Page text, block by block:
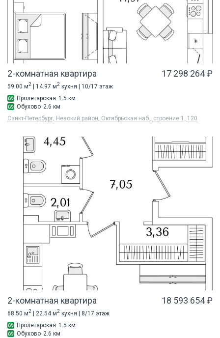
2-комнатная квартира 17 298 264 ₽
59.00 м2 | 14.97 м2 кухня | 10/17 этаж
Пролетарская 1.5 км
Обухово 2.6 км
Санкт-Петербург, Невский район, Октябрьская наб., строение 1, 120
2-комнатная квартира 18 593 654 ₽
68.50 м2 | 22.54 м2 кухня | 8/17 этаж
Пролетарская 1.5 км
Обухово 2.6 км